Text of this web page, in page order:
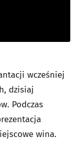
wcześniej
dzisiaj
Podczas
wina.